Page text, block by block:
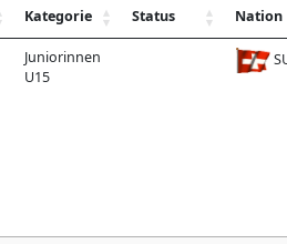
Kategorie Status Nation
Juniorinnen
U15